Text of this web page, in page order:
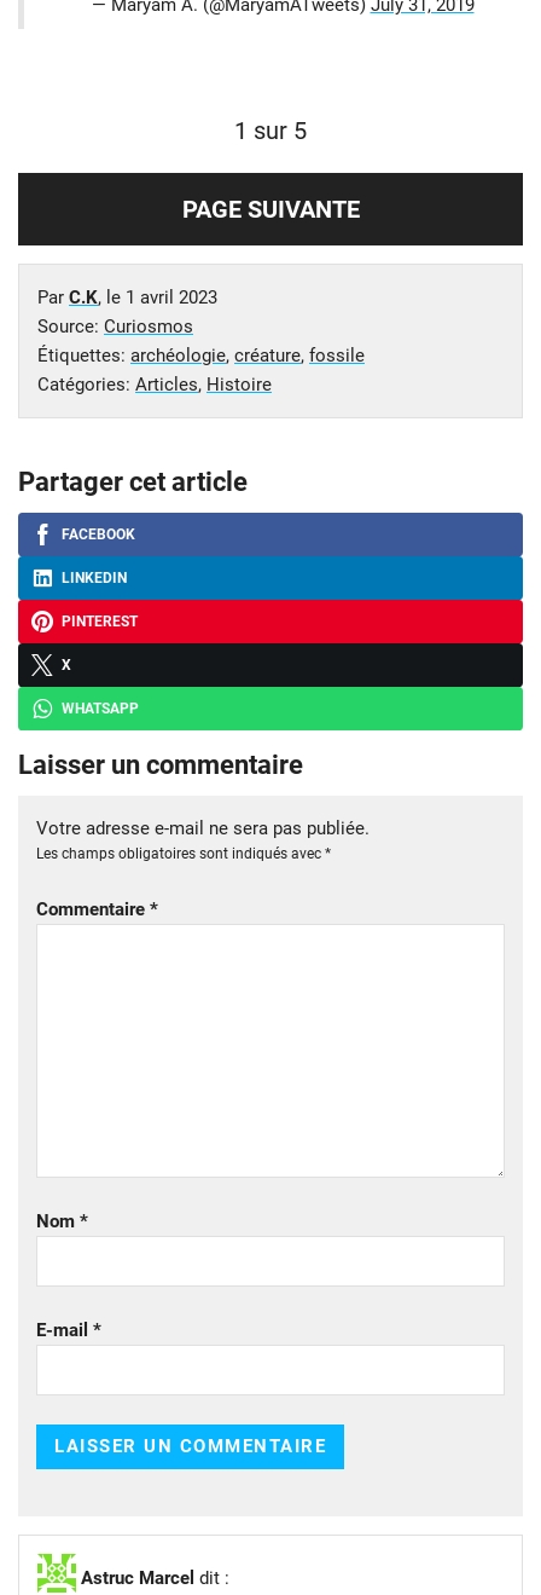
— Maryam A. (@MaryamATweets) July 31, 2019
1 sur 5
PAGE SUIVANTE
Par C.K, le 1 avril 2023
Source: Curiosmos
Étiquettes: archéologie, créature, fossile
Catégories: Articles, Histoire
Partager cet article
FACEBOOK
LINKEDIN
PINTEREST
X
WHATSAPP
Laisser un commentaire
Votre adresse e-mail ne sera pas publiée.
Les champs obligatoires sont indiqués avec *
Commentaire *
Nom *
E-mail *
Astruc Marcel dit :